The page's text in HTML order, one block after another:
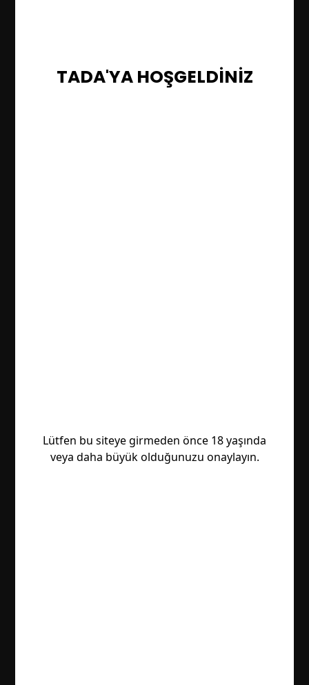
TADA'YA HOŞGELDİNİZ
Lütfen bu siteye girmeden önce 18 yaşında
veya daha büyük olduğunuzu onaylayın.